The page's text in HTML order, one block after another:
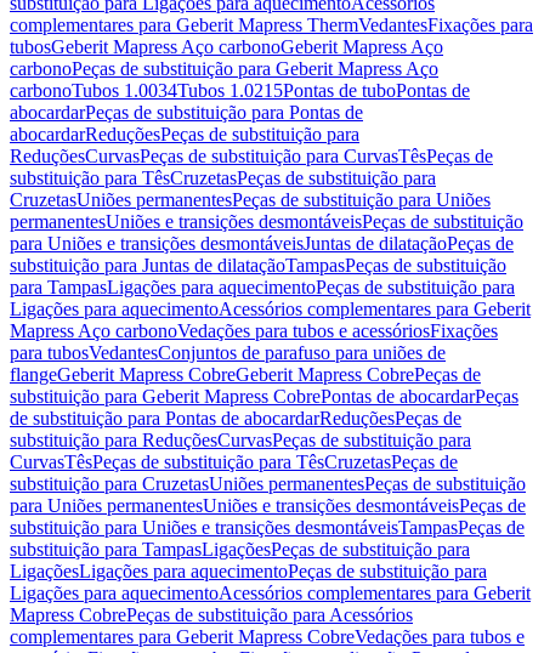
complementares para Geberit Mapress ThermVedantesFixações para
tubosGeberit Mapress Aço carbonoGeberit Mapress Aço
carbonoPeças de substituição para Geberit Mapress Aço
carbonoTubos 1.0034Tubos 1.0215Pontas de tuboPontas de
abocardarPeças de substituição para Pontas de
abocardarReduçõesPeças de substituição para
ReduçõesCurvasPeças de substituição para CurvasTêsPeças de
substituição para TêsCruzetasPeças de substituição para
CruzetasUniões permanentesPeças de substituição para Uniões
permanentesUniões e transições desmontáveisPeças de substituição
para Uniões e transições desmontáveisJuntas de dilataçãoPeças de
substituição para Juntas de dilataçãoTampasPeças de substituição
para TampasLigações para aquecimentoPeças de substituição para
Ligações para aquecimentoAcessórios complementares para Geberit
Mapress Aço carbonoVedações para tubos e acessóriosFixações
para tubosVedantesConjuntos de parafuso para uniões de
flangeGeberit Mapress CobreGeberit Mapress CobrePeças de
substituição para Geberit Mapress CobrePontas de abocardarPeças
de substituição para Pontas de abocardarReduçõesPeças de
substituição para ReduçõesCurvasPeças de substituição para
CurvasTêsPeças de substituição para TêsCruzetasPeças de
substituição para CruzetasUniões permanentesPeças de substituição
para Uniões permanentesUniões e transições desmontáveisPeças de
substituição para Uniões e transições desmontáveisTampasPeças de
substituição para TampasLigaçõesPeças de substituição para
LigaçõesLigações para aquecimentoPeças de substituição para
Ligações para aquecimentoAcessórios complementares para Geberit
Mapress CobrePeças de substituição para Acessórios
complementares para Geberit Mapress CobreVedações para tubos e